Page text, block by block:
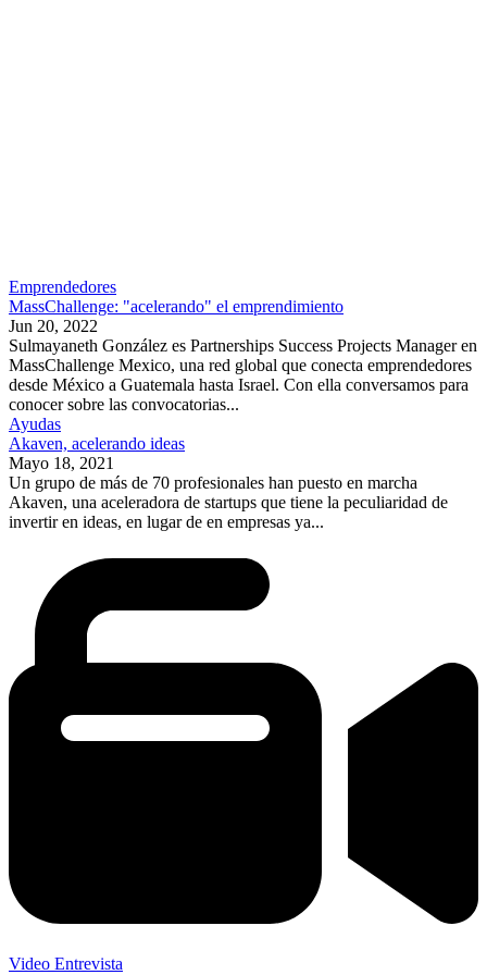
Emprendedores
MassChallenge: "acelerando" el emprendimiento
Jun 20, 2022
Sulmayaneth González es Partnerships Success Projects Manager en
MassChallenge Mexico, una red global que conecta emprendedores
desde México a Guatemala hasta Israel. Con ella conversamos para
conocer sobre las convocatorias...
Ayudas
Akaven, acelerando ideas
Mayo 18, 2021
Un grupo de más de 70 profesionales han puesto en marcha
Akaven, una aceleradora de startups que tiene la peculiaridad de
invertir en ideas, en lugar de en empresas ya...
Video Entrevista